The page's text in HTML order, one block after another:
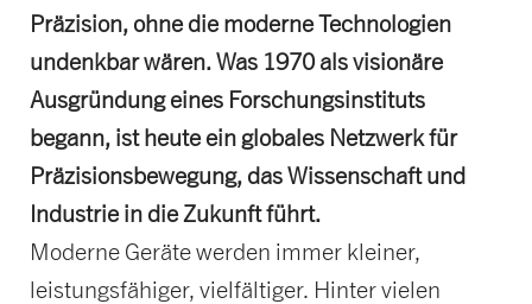
Präzision, ohne die moderne Technologien
undenkbar wären. Was 1970 als visionäre
Ausgründung eines Forschungsinstituts
begann, ist heute ein globales Netzwerk für
Präzisionsbewegung, das Wissenschaft und
Industrie in die Zukunft führt.
Moderne Geräte werden immer kleiner,
leistungsfähiger, vielfältiger. Hinter vielen